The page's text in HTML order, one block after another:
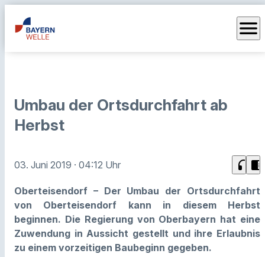
menu
Umbau der Ortsdurchfahrt ab
Herbst
03. Juni 2019 · 04:12 Uhr headphones chrome_reader_mode
Oberteisendorf – Der Umbau der Ortsdurchfahrt
von Oberteisendorf kann in diesem Herbst
beginnen. Die Regierung von Oberbayern hat eine
Zuwendung in Aussicht gestellt und ihre Erlaubnis
zu einem vorzeitigen Baubeginn gegeben.